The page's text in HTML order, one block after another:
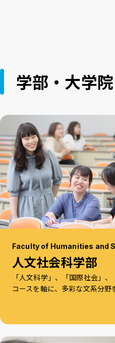
学部・大学院
Faculty of Humanities and
人文社会科学部
「人文科学」、「国際社会」
コースを軸に、多彩な文系分野